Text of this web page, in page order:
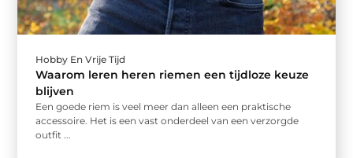
Hobby En Vrije Tijd
Waarom leren heren riemen een tijdloze keuze
blijven
Een goede riem is veel meer dan alleen een praktische
accessoire. Het is een vast onderdeel van een verzorgde
outfit ...